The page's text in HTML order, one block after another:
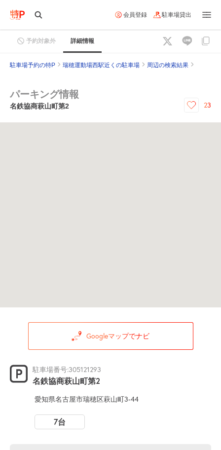
会員登録 駐車場貸出
予約対象外 詳細情報
駐車場予約の特P 瑞穂運動場西駅近くの駐車場 周辺の検索結果
パーキング情報
名鉄協商萩山町第2 23
Googleマップでナビ
駐車場番号:305121293
名鉄協商萩山町第2
愛知県名古屋市瑞穂区萩山町3-44
7台